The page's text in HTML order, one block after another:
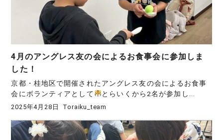
4月のアングレス友の会によるお食事会に参加しま
した！
京都・桂地区で開催されたアングレス友の会によるお食事
会にボランティアとして
とらいくから2名が参加し...
2025年4月28日 Toraiku_team